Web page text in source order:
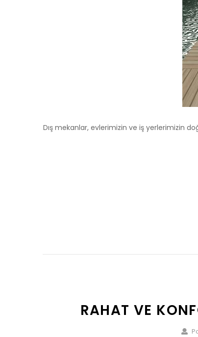
Dış mekanlar, evlerimizin ve iş yerlerimizin
RAHAT VE